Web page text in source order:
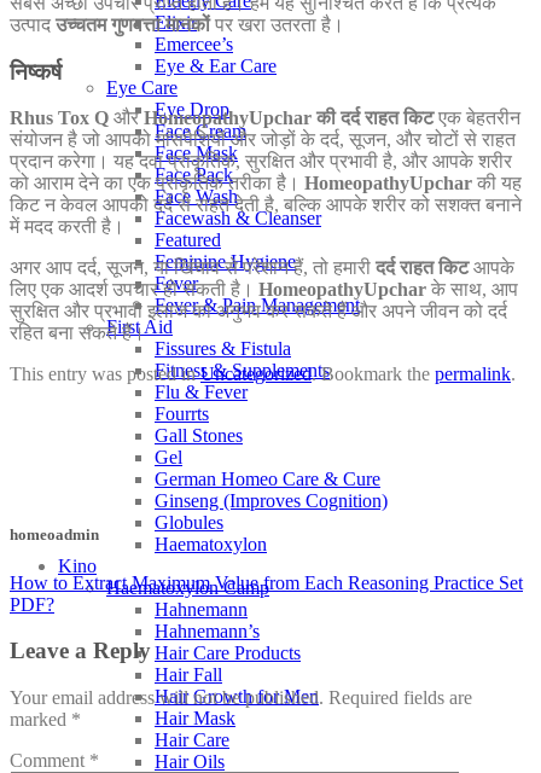
Elixir
Emercee’s
Eye & Ear Care
Eye Care
Eye Drop
Face Cream
Face Mask
Face Pack
Face Wash
Facewash & Cleanser
Featured
Feminine Hygiene
Fever
Fever & Pain Management
First Aid
Fissures & Fistula
Fitness & Supplements
Flu & Fever
Fourrts
Gall Stones
Gel
German Homeo Care & Cure
Ginseng (Improves Cognition)
Globules
Haematoxylon
Kino
Haematoxylon Camp
Hahnemann
Hahnemann’s
Hair Care Products
Hair Fall
Hair Growth for Men
Hair Mask
Hair Care
Hair Oils
उत्पाद उच्चतम गुणवत्ता मानकोंपर खरा उतरता है।
निष्कर्ष
Rhus Tox Q औरHomeopathyUpchar की दर्द राहत किटएक बेहतरीन
संयोजन है जो आपको मांसपेशियों और जोड़ों के दर्द, सूजन, और चोटों से राहत
प्रदान करेगा। यह दवा प्राकृतिक, सुरक्षित और प्रभावी है, और आपके शरीर
को आराम देने का एक प्राकृतिक तरीका है। HomeopathyUpchar की यह
किट न केवल आपको दर्द से राहत देती है, बल्कि आपके शरीर को सशक्त बनाने
में मदद करती है।
अगर आप दर्द, सूजन, या खिंचाव से परेशान हैं, तो हमारी दर्द राहत किटआपके
लिए एक आदर्श उपचार हो सकती है। HomeopathyUpchar के साथ, आप
सुरक्षित और प्रभावी इलाज का अनुभव कर सकते हैं और अपने जीवन को दर्द
रहित बना सकते हैं।
This entry was posted inUncategorized. Bookmark the permalink.
homeoadmin
How to Extract Maximum Value from Each Reasoning Practice Set
PDF?
Leave a Reply
Your email address will not be published. Required fields are
marked *
Comment *